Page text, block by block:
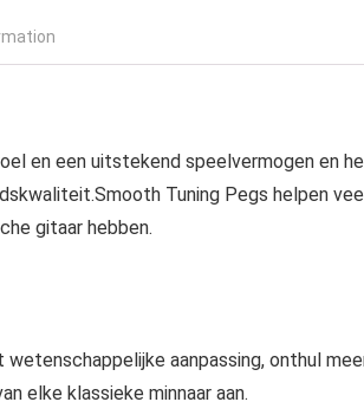
en een uitstekend speelvermogen en
Tuning Pegs helpen
gitaar hebben.
aanpassing, onthul
elke klassieke minnaar aan.